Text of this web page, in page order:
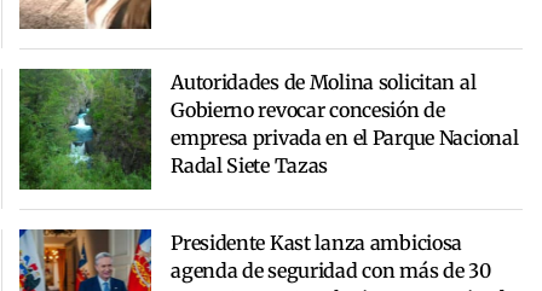
Autoridades de Molina solicitan al
Gobierno revocar concesión de
empresa privada en el Parque Nacional
Radal Siete Tazas
Presidente Kast lanza ambiciosa
agenda de seguridad con más de 30